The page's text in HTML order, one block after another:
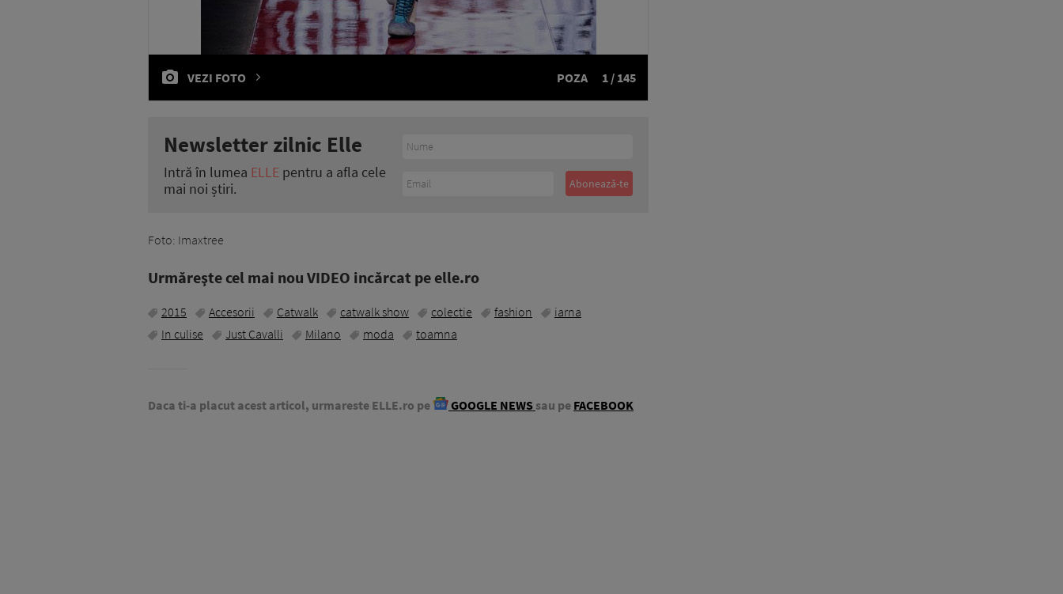
VEZI FOTO POZA 1 / 145
Newsletter zilnic Elle
Intră în lumea ELLE pentru a afla cele
mai noi știri.
Foto: Imaxtree
Urmăreşte cel mai nou VIDEO incărcat pe elle.ro
2015 Accesorii Catwalk catwalk show colectie fashion
iarna
In culise
Just Cavalli Milano moda toamna
Daca ti-a placut acest articol, urmareste ELLE.ro pe GOOGLE NEWS sau pe FACEBOOK